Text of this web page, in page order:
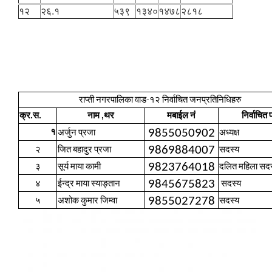
१२ २६.१ ५३९ १३४०१४७८२८१८
राप्ती नगरपालिका वाड-१२ निर्वाचित जनप्रतिनिधिहरु
क्र.स.
नाम ,थर मबाईल नं
निर्वाचित
१ अर्जुन प्रजा 9855050902 अध्यक्ष
२
जित बहादुर प्रजा 9869884007 सदस्य
३
सूर्य माया कामी 9823764018 दलित महिला
४
ईन्द्र माया स्याङ्तान 9845675823
सदस्य
५
अशोक कुमार जिम्वा 9855027278 सदस्य